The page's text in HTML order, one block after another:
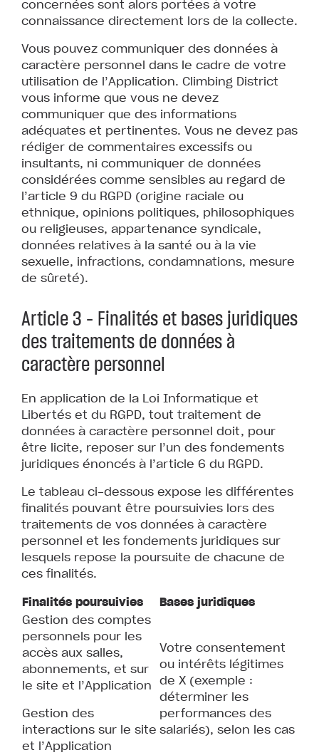
concernées sont alors portées à votre
connaissance directement lors de la collecte.
Vous pouvez communiquer des données à
caractère personnel dans le cadre de votre
utilisation de l’Application. Climbing District
vous informe que vous ne devez
communiquer que des informations
adéquates et pertinentes. Vous ne devez pas
rédiger de commentaires excessifs ou
insultants, ni communiquer de données
considérées comme sensibles au regard de
l’article 9 du RGPD (origine raciale ou
ethnique, opinions politiques, philosophiques
ou religieuses, appartenance syndicale,
données relatives à la santé ou à la vie
sexuelle, infractions, condamnations, mesure
de sûreté).
Article 3 – Finalités et bases juridiques
des traitements de données à
caractère personnel
En application de la Loi Informatique et
Libertés et du RGPD, tout traitement de
données à caractère personnel doit, pour
être licite, reposer sur l’un des fondements
juridiques énoncés à l’article 6 du RGPD.
Le tableau ci-dessous expose les différentes
finalités pouvant être poursuivies lors des
traitements de vos données à caractère
personnel et les fondements juridiques sur
lesquels repose la poursuite de chacune de
ces finalités.
Finalités poursuivies
Bases juridiques
Gestion des comptes
personnels pour les
accès aux salles,
abonnements, et sur
le site et l’Application
Gestion des
interactions sur le site
et l’Application
Votre consentement
ou intérêts légitimes
de X (exemple :
déterminer les
performances des
salariés), selon les cas